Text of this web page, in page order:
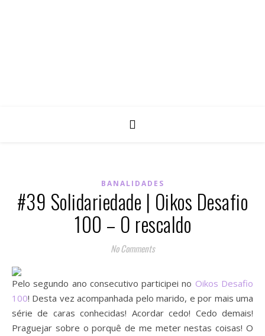
BANALIDADES
#39 Solidariedade | Oikos Desafio
100 – O rescaldo
No Comments
Pelo segundo ano consecutivo participei no Oikos Desafio
100! Desta vez acompanhada pelo marido, e por mais uma
série de caras conhecidas! Acordar cedo! Cedo demais!
Praguejar sobre o porquê de me meter nestas coisas! O